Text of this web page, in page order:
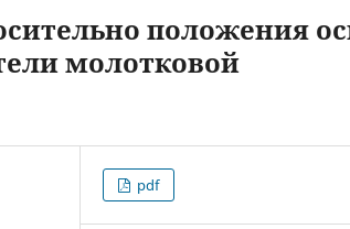
положения
молотковой
pdf